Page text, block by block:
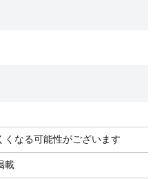
くなる可能性がございます
載